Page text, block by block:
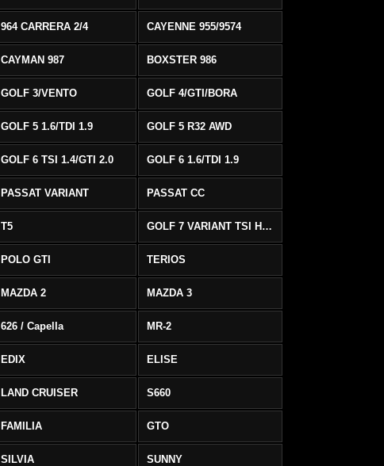
964 CARRERA 2/4 CAYENNE 955/9574
CAYMAN 987 BOXSTER 986
GOLF 3/VENTO GOLF 4/GTI/BORA
GOLF 5 1.6/TDI 1.9 GOLF 5 R32 AWD
GOLF 6 TSI 1.4/GTI 2.0 GOLF 6 1.6/TDI 1.9
PASSAT VARIANT PASSAT CC
T5 GOLF 7 VARIANT TSI HIGHLINE/R-LINE
POLO GTI TERIOS
MAZDA 2 MAZDA 3
626 / Capella MR-2
EDIX ELISE
LAND CRUISER S660
FAMILIA GTO
SILVIA SUNNY